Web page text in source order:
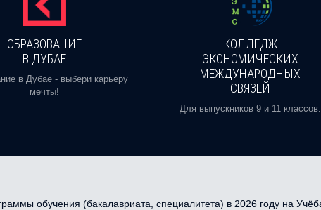
ОБРАЗОВАНИЕ
В ДУБАЕ
в Дубае - выбери карьеру
мечты!
КОЛЛЕДЖ
ЭКОНОМИЧЕСКИХ
МЕЖДУНАРОДНЫХ
СВЯЗЕЙ
Для выпускников 9 и 11 классов.
обучения (бакалавриата, специалитета) в 2026 году на